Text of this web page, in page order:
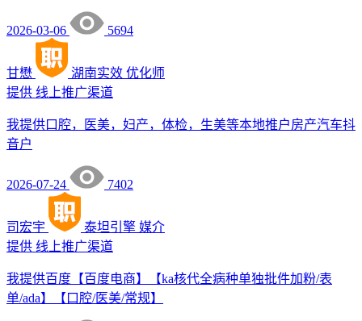
2026-03-06 5694
甘懋 湖南实效 优化师
提供 线上推广渠道
我提供口腔，医美，妇产，体检，生美等本地推户房产汽车抖
音户
2026-07-24 7402
司宏宇 泰坦引擎 媒介
提供 线上推广渠道
我提供百度【百度电商】【ka核代全病种单独批件加粉/表
单/ada】【口腔/医美/常规】